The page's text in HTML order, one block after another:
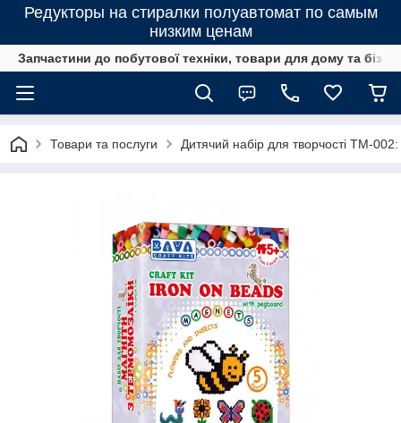
Редукторы на стиралки полуавтомат по самым
низким ценам
Запчастини до побутової техніки, товари для дому та
Товари та послуги Дитячий набір для творчості TM-